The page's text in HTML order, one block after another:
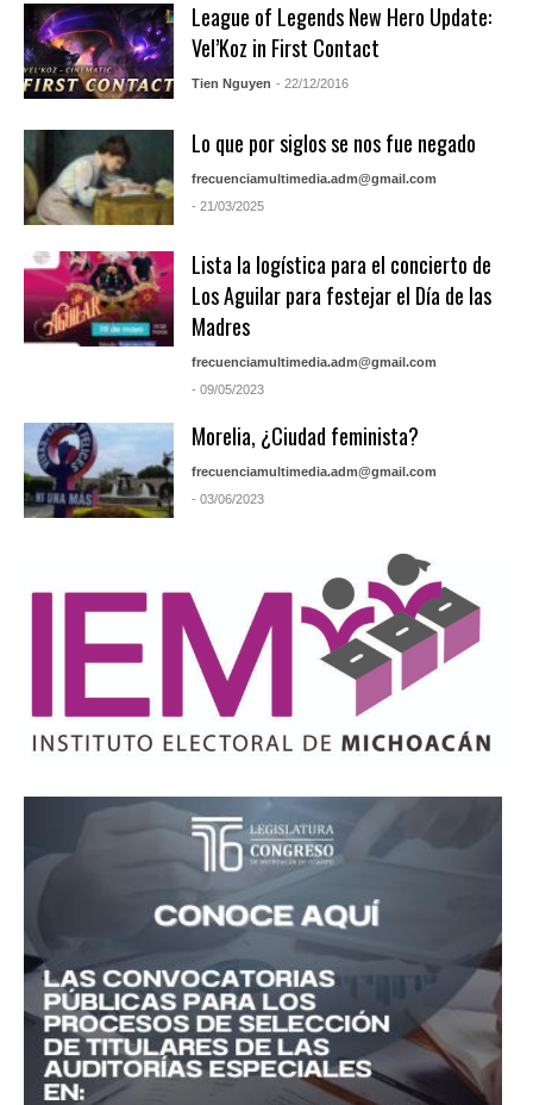
League of Legends New Hero Update:
Vel’Koz in First Contact
Tien Nguyen - 22/12/2016
Lo que por siglos se nos fue negado
frecuenciamultimedia.adm@gmail.com
- 21/03/2025
Lista la logística para el concierto de
Los Aguilar para festejar el Día de las
Madres
frecuenciamultimedia.adm@gmail.com
- 09/05/2023
Morelia, ¿Ciudad feminista?
frecuenciamultimedia.adm@gmail.com
- 03/06/2023